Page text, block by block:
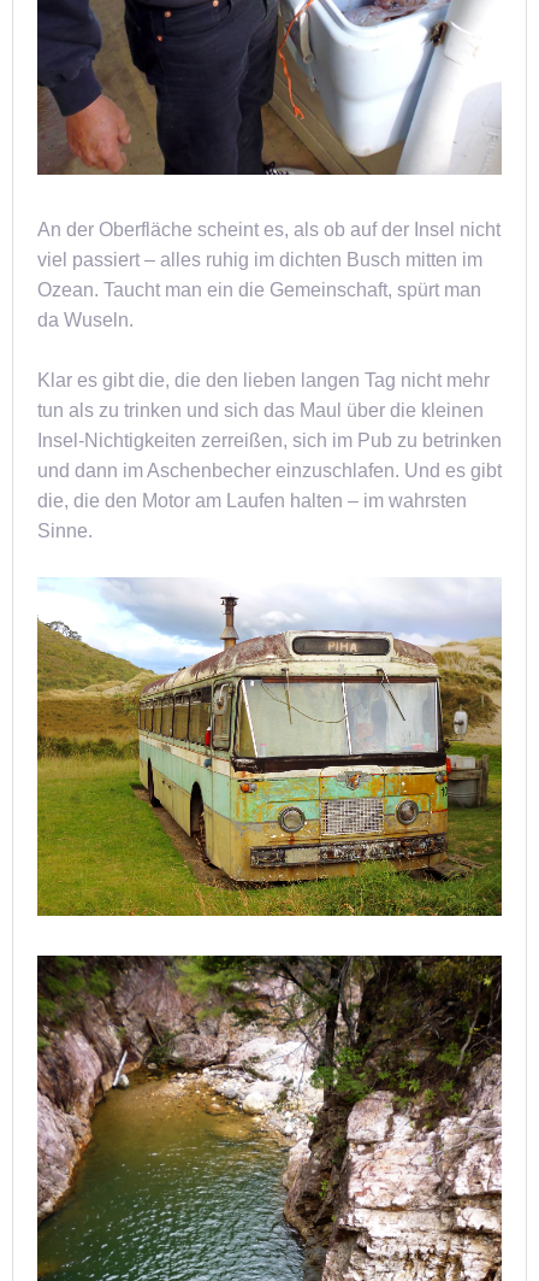
An der Oberfläche scheint es, als ob auf der Insel nicht
viel passiert – alles ruhig im dichten Busch mitten im
Ozean. Taucht man ein die Gemeinschaft, spürt man
da Wuseln.
Klar es gibt die, die den lieben langen Tag nicht mehr
tun als zu trinken und sich das Maul über die kleinen
Insel-Nichtigkeiten zerreißen, sich im Pub zu betrinken
und dann im Aschenbecher einzuschlafen. Und es gibt
die, die den Motor am Laufen halten – im wahrsten
Sinne.